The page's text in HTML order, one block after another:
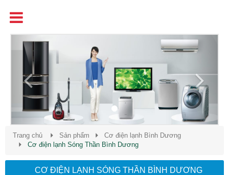
Previous
Trang chủ Sản phẩm
Cơ điện lạnh Bình Dương
Cơ điện lạnh Sóng Thần Bình Dương
CƠ ĐIỆN LẠNH SÓNG THẦN BÌNH DƯƠNG